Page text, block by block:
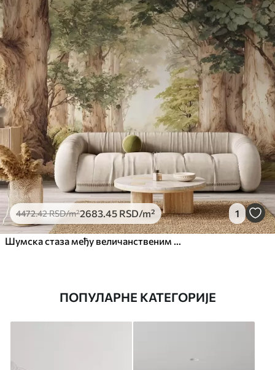
4472.42RSD/m²2683 .45 RSD/m² 1
ПОПУЛАРНЕ КАТЕГОРИЈЕ